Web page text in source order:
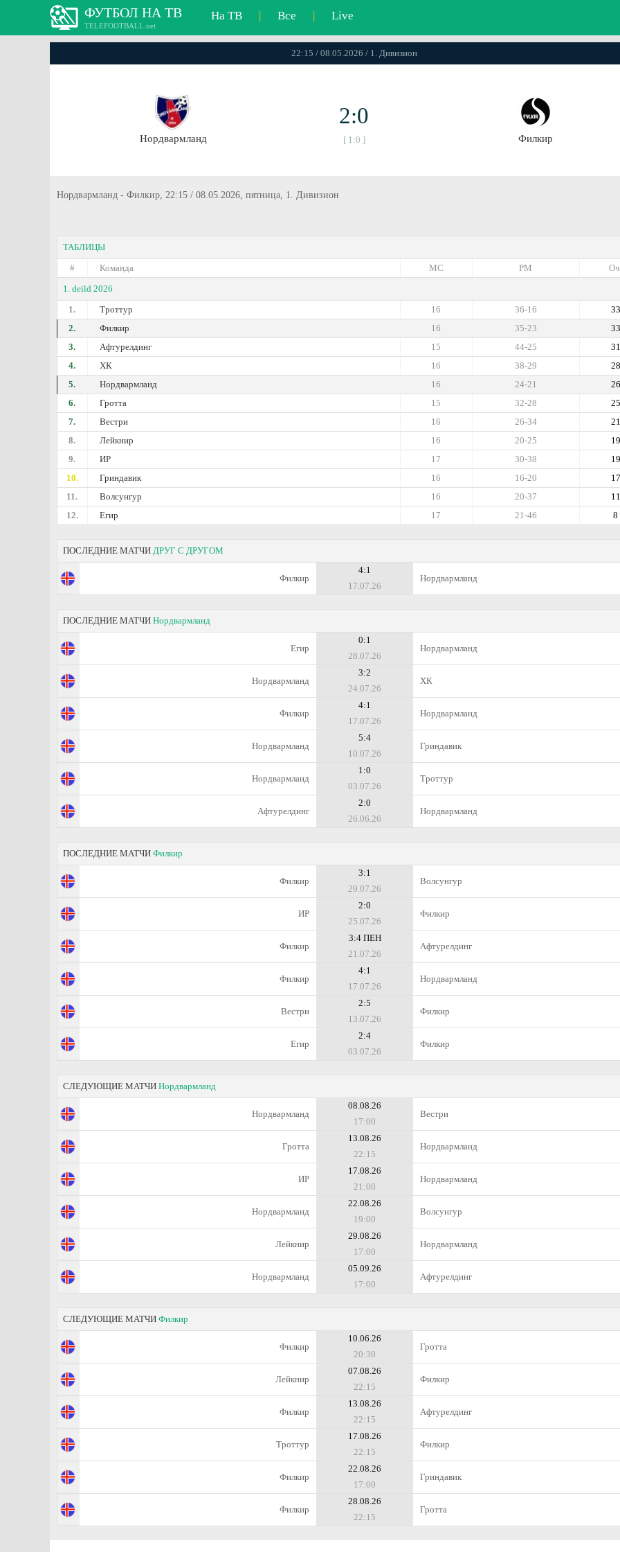
ФУТБОЛ НА ТВ
TELEFOOTBALL.net
На ТВ | Все | Live
22:15 / 08.05.2026 / 1. Дивизион
Нордвармланд
2:0
[ 1:0 ] Филкир
Нордвармланд - Филкир, 22:15 / 08.05.2026, пятница, 1. Дивизион
ТАБЛИЦЫ
#
Команда РМ
МС
1. deild 2026
1.
Троттур 33
36-16
16
2.
Филкир 33
35-23
16
3.
Афтурелдинг 31
44-25
15
4.
ХК 28
38-29
16
5.
Нордвармланд 26
24-21
16
6.
Гротта 25
32-28
15
7.
Вестри 21
26-34
16
8.
Лейкнир 19
20-25
16
9.
ИР 19
30-38
17
10.
Гриндавик 17
16-20
16
11.
Волсунгур 11
20-37
16
12.
Егир 8
21-46
17
ПОСЛЕДНИЕ МАТЧИ ДРУГ С ДРУГОМ
Филкир
4:1
17.07.26
Нордвармланд
ПОСЛЕДНИЕ МАТЧИ Нордвармланд
Егир
0:1
28.07.26
Нордвармланд
Нордвармланд
3:2
24.07.26
ХК
Филкир
4:1
17.07.26
Нордвармланд
Нордвармланд
5:4
10.07.26
Гриндавик
Нордвармланд
1:0
03.07.26
Троттур
Афтурелдинг
2:0
26.06.26
Нордвармланд
ПОСЛЕДНИЕ МАТЧИ Филкир
Филкир
3:1
29.07.26
Волсунгур
ИР
2:0
25.07.26
Филкир
Филкир
3:4 ПЕН
21.07.26
Афтурелдинг
Филкир
4:1
17.07.26
Нордвармланд
Вестри
2:5
13.07.26
Филкир
Егир
2:4
03.07.26
Филкир
СЛЕДУЮЩИЕ МАТЧИ Нордвармланд
Нордвармланд
08.08.26
17:00
Вестри
Гротта
13.08.26
22:15
Нордвармланд
ИР
17.08.26
21:00
Нордвармланд
Нордвармланд
22.08.26
19:00
Волсунгур
Лейкнир
29.08.26
17:00
Нордвармланд
Нордвармланд
05.09.26
17:00
Афтурелдинг
СЛЕДУЮЩИЕ МАТЧИ Филкир
Филкир
10.06.26
20:30
Гротта
Лейкнир
07.08.26
22:15
Филкир
Филкир
13.08.26
22:15
Афтурелдинг
Троттур
17.08.26
22:15
Филкир
Филкир
22.08.26
17:00
Гриндавик
Филкир
28.08.26
22:15
Гротта